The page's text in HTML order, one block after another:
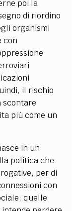
poi la
di riordino
organismi
con
il rischio
scontare
più come un
in un
politica che
per di
con
quelle